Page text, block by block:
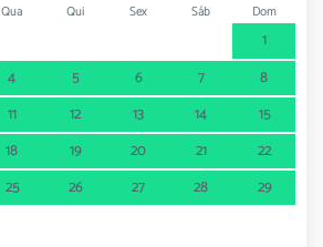
Qua Qui Sex Sáb Dom
1
4 5 6 7
8
11 12 13 14
15
18 19 20 21
22
25 26 27 28
29